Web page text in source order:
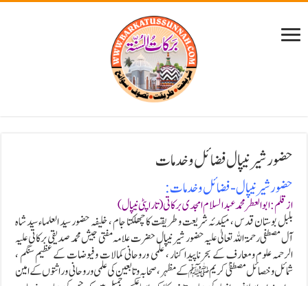
حضور شیر نیپال فضائل و خدمات
حضور شیر نیپال -فضائل و خدمات:
از قلم: ابوالعطر محمد عبد السلام امجدی برکاتی (تاراپٹی نیپال)
بلبل بوستان قدس ، میکدئہ شریعت و طریقت کا چھلکتا جام ، خلیفہ حضور سید العلماء سید شاہ
آل مصطفی رحمۃ اللہ تعالیٰ علیہ حضور شیر نیپال حضرت علامہ مفتی جیش محمد صدیقی برکاتی علیہ
الرحمہ علوم ومعارف کے بحر ناپیدا کنار ، علمی وروحانی کمالات و فیوضات کے عظیم سنگم ،
شمائل وخصائل مصطفیٰ کریم ﷺ کے مظہر ،صحابہ و تابعین کی علمی و روحانی وراثتوں کے امین